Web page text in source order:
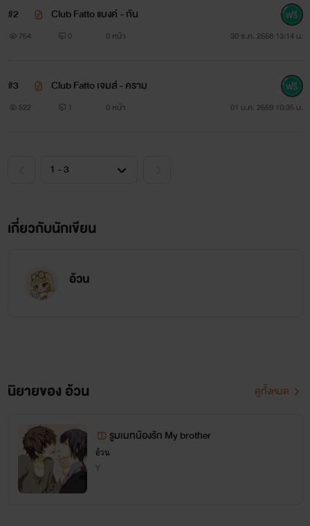
#2 Club Fatto แบงค์ - กัน
764 0 0 หน้า 30 ธ.ค. 2558 13:14 น.
#3 Club Fatto เจมส์ - คราม
522 1 0 หน้า 01 ม.ค. 2559 10:35 น.
เกี่ยวกับนักเขียน
อ้วน
นิยายของ อ้วน ดูทั้งหมด
รูมเมทน้องรัก My brother
อ้วน
Y